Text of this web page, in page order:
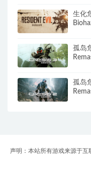
生化
孤岛
孤岛
声明：本站所有游戏来源于